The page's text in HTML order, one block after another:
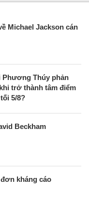
Michael Jackson cán
Phương Thúy phản
trở thành tâm điểm
5/8?
Beckham
kháng cáo